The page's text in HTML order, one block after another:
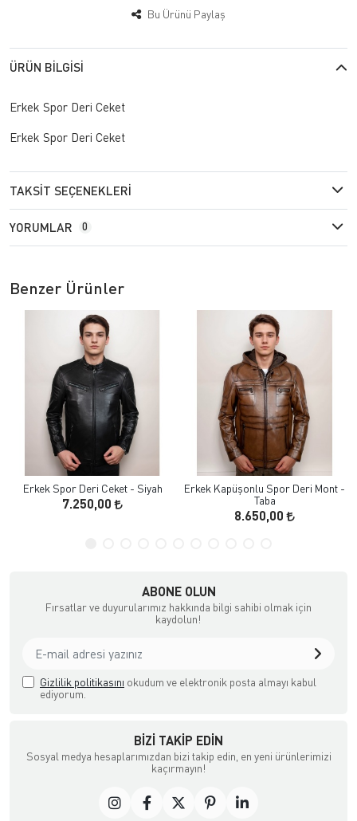
Bu Ürünü Paylaş
ÜRÜN BILGISI
Erkek Spor Deri Ceket
Erkek Spor Deri Ceket
TAKSIT SEÇENEKLERI
YORUMLAR 0
Benzer Ürünler
Erkek Spor Deri Ceket - Siyah
7.250,00
Erkek Kapüşonlu Spor Deri Mont -
Taba
8.650,00
ABONE OLUN
Fırsatlar ve duyurularımız hakkında bilgi sahibi olmak için
kaydolun!
Gizlilik politikasını okudum ve elektronik posta almayı kabul
ediyorum.
BIZI TAKIP EDIN
Sosyal medya hesaplarımızdan bizi takip edin, en yeni ürünlerimizi
kaçırmayın!